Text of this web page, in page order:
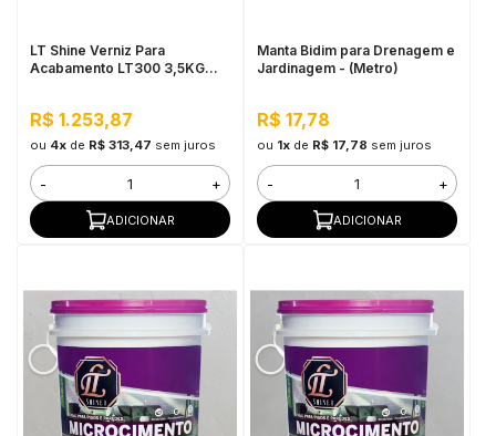
LT Shine Verniz Para
Acabamento LT300 3,5KG
R$ 1.253,87
ou 4xde R$ 313,47 sem juros
- +
ADICIONAR
Manta Bidim para Drenagem e
Jardinagem - (Metro)
R$ 17,78
ou 1xde R$ 17,78 sem juros
- +
ADICIONAR